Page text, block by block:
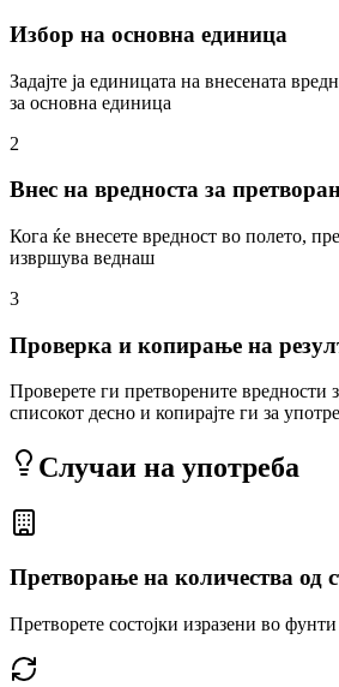
Избор на основна единица
Задајте ја единицата на внесената
за основна единица
2
Внес на вредноста за
Кога ќе внесете вредност во полето,
извршува веднаш
3
Проверка и копирање на
Проверете ги претворените вредности
списокот десно и копирајте ги за
Случаи на употреба
Претворање на количества од
Претворете состојки изразени во